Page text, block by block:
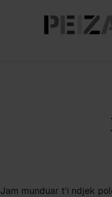
Jam munduar t’i ndjek